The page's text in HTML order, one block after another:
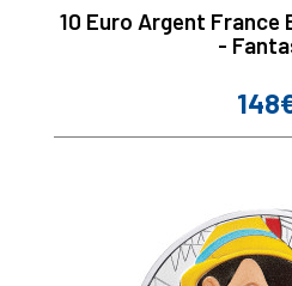
10 Euro Argent France
-
Prix